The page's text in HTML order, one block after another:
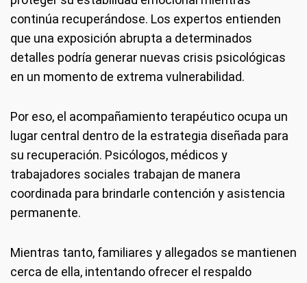
continúa recuperándose. Los expertos entienden
que una exposición abrupta a determinados
detalles podría generar nuevas crisis psicológicas
en un momento de extrema vulnerabilidad.
Por eso, el acompañamiento terapéutico ocupa un
lugar central dentro de la estrategia diseñada para
su recuperación. Psicólogos, médicos y
trabajadores sociales trabajan de manera
coordinada para brindarle contención y asistencia
permanente.
Mientras tanto, familiares y allegados se mantienen
cerca de ella, intentando ofrecer el respaldo